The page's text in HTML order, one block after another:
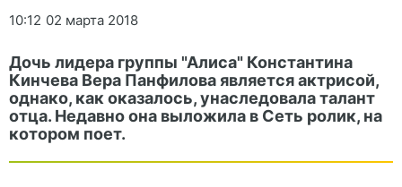
10:12 02 марта 2018
Дочь лидера группы "Алиса" Константина
Кинчева Вера Панфилова является актрисой,
однако, как оказалось, унаследовала талант
отца. Недавно она выложила в Сеть ролик, на
котором поет.